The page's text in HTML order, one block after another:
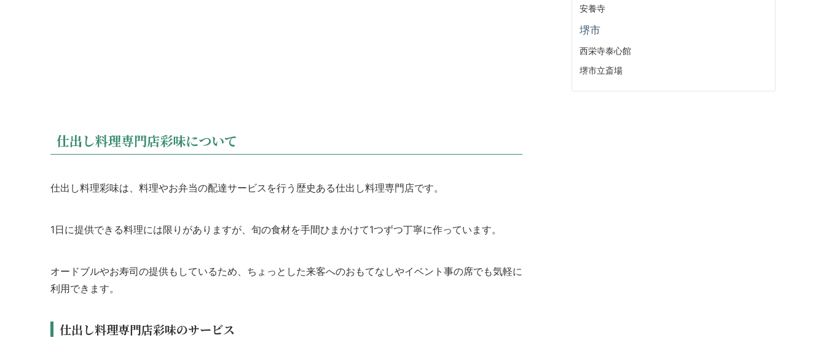
仕出し料理専門店彩味について
仕出し料理彩味は、料理やお弁当の配達サービスを行う歴史ある仕出し料理専門店です。
1日に提供できる料理には限りがありますが、旬の食材を手間ひまかけて1つずつ丁寧に作っています。
オードブルやお寿司の提供もしているため、ちょっとした来客へのおもてなしやイベント事の席でも気軽に
利用できます。
仕出し料理専門店彩味のサービス
安養寺
堺市
西栄寺泰心館
堺市立斎場